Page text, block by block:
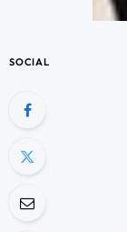
SOCIAL